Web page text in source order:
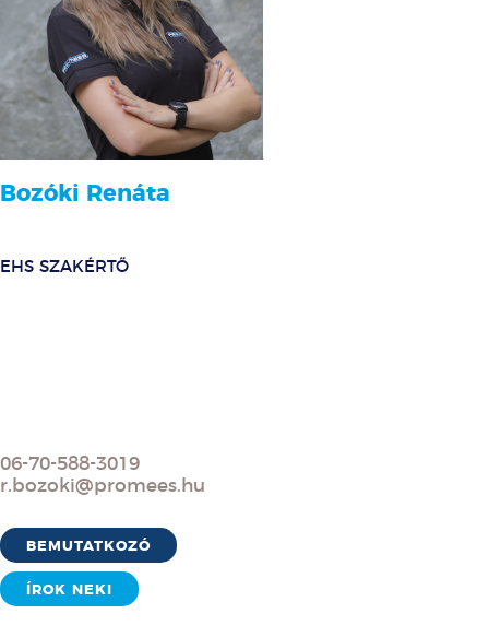
Bozóki Renáta
EHS SZAKÉRTŐ
06-70-588-3019
r.bozoki@promees.hu
BEMUTATKOZÓ
ÍROK NEKI